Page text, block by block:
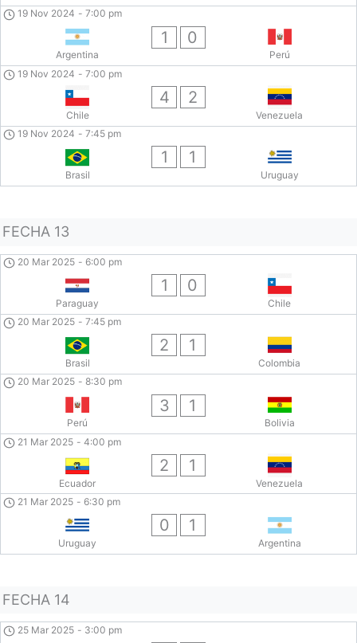
19 Nov 2024 - 7:00 pm
Argentina
1 0
Perú
19 Nov 2024 - 7:00 pm
Chile
4 2
Venezuela
19 Nov 2024 - 7:45 pm
Brasil
1 1
Uruguay
FECHA 13
20 Mar 2025 - 6:00 pm
Paraguay
1 0
Chile
20 Mar 2025 - 7:45 pm
Brasil
2 1
Colombia
20 Mar 2025 - 8:30 pm
Perú
3 1
Bolivia
21 Mar 2025 - 4:00 pm
Ecuador
2 1
Venezuela
21 Mar 2025 - 6:30 pm
Uruguay
0 1
Argentina
FECHA 14
25 Mar 2025 - 3:00 pm